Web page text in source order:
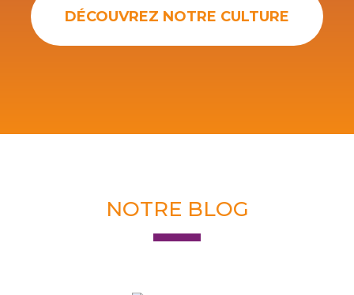
DÉCOUVREZ NOTRE CULTURE
NOTRE BLOG